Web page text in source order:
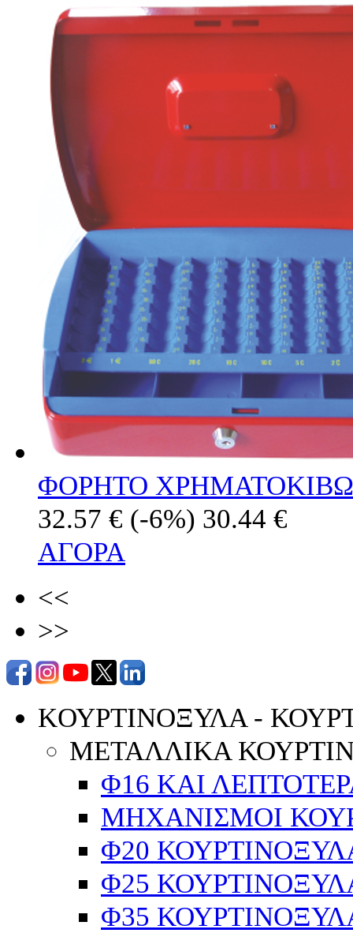
ΦΟΡΗΤΟ
32.57 € (-6%) 30.44 €
ΑΓΟΡΑ
<<
>>
KΟΥΡΤΙΝΟΞΥΛΑ -
ΜΕΤΑΛΛΙΚΑ
Φ16 ΚΑΙ
ΜΗΧΑΝΙΣΜΟΙ
Φ20
Φ25
Φ35